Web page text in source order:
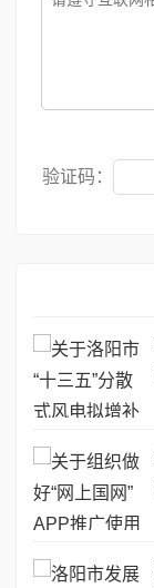
验证码：